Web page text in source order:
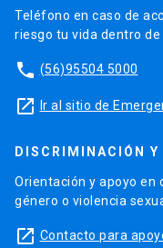
Teléfono en caso de
riesgo tu vida dentro
phone (56)95504 5000
launch Ir al sitio de
DISCRIMINACIÓN
Orientación y apoyo en
género o violencia
launch Contacto para